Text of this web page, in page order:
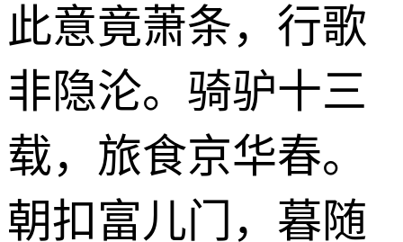
此意竟萧条，行歌
非隐沦。骑驴十三
载，旅食京华春。
朝扣富儿门，暮随